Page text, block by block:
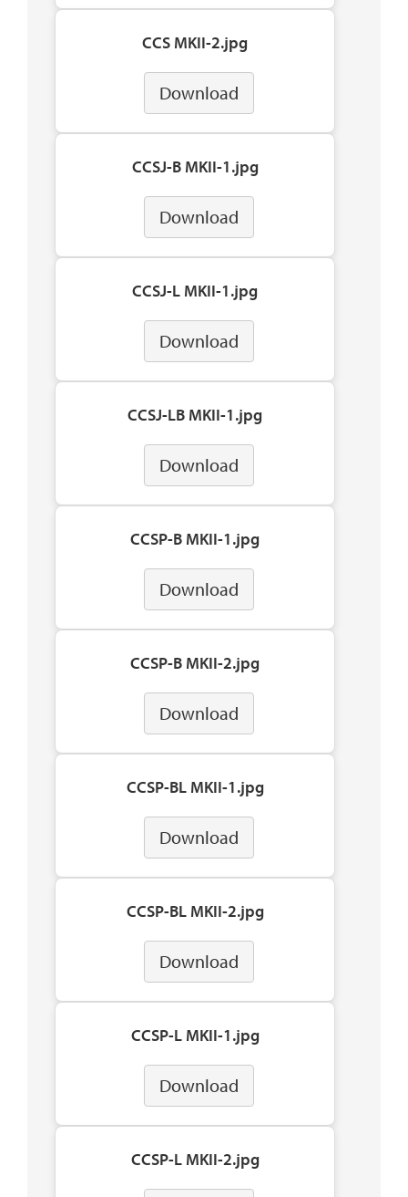
CCS MKII-2.jpg
Download
CCSJ-B MKII-1.jpg
Download
CCSJ-L MKII-1.jpg
Download
CCSJ-LB MKII-1.jpg
Download
CCSP-B MKII-1.jpg
Download
CCSP-B MKII-2.jpg
Download
CCSP-BL MKII-1.jpg
Download
CCSP-BL MKII-2.jpg
Download
CCSP-L MKII-1.jpg
Download
CCSP-L MKII-2.jpg